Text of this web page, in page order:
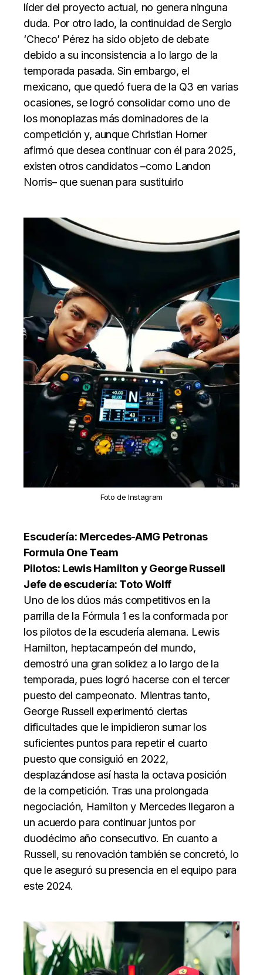
líder del proyecto actual, no genera ninguna
duda. Por otro lado, la continuidad de Sergio
‘Checo’ Pérez ha sido objeto de debate
debido a su inconsistencia a lo largo de la
temporada pasada. Sin embargo, el
mexicano, que quedó fuera de la Q3 en varias
ocasiones, se logró consolidar como uno de
los monoplazas más dominadores de la
competición y, aunque Christian Horner
afirmó que desea continuar con él para 2025,
existen otros candidatos –como Landon
Norris– que suenan para sustituirlo
Foto de Instagram
Escudería: Mercedes-AMG Petronas
Formula One Team
Pilotos: Lewis Hamilton y George Russell
Jefe de escudería: Toto Wolff
Uno de los dúos más competitivos en la
parrilla de la Fórmula 1 es la conformada por
los pilotos de la escudería alemana. Lewis
Hamilton, heptacampeón del mundo,
demostró una gran solidez a lo largo de la
temporada, pues logró hacerse con el tercer
puesto del campeonato. Mientras tanto,
George Russell experimentó ciertas
dificultades que le impidieron sumar los
suficientes puntos para repetir el cuarto
puesto que consiguió en 2022,
desplazándose así hasta la octava posición
de la competición. Tras una prolongada
negociación, Hamilton y Mercedes llegaron a
un acuerdo para continuar juntos por
duodécimo año consecutivo. En cuanto a
Russell, su renovación también se concretó, lo
que le aseguró su presencia en el equipo para
este 2024.